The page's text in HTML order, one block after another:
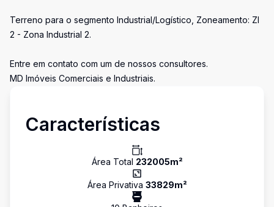
Terreno para o segmento Industrial/Logístico, Zoneamento: ZI
2 - Zona Industrial 2.
Entre em contato com um de nossos consultores.
MD Imóveis Comerciais e Industriais.
Características
Área Total 232005m²
Área Privativa 33829m²